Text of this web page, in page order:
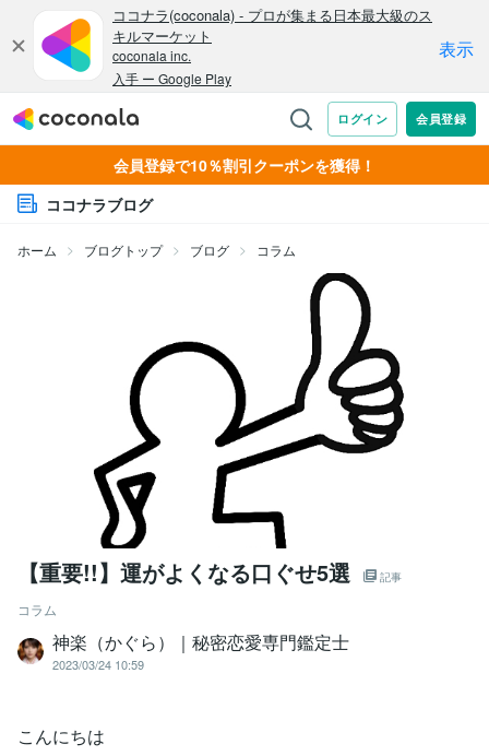
会員登録で10％割引クーポンを獲得！
ココナラブログ
ホーム ブログトップ ブログ コラム
【重要!!】運がよくなる口ぐせ5選 記事
コラム
神楽（かぐら）｜秘密恋愛専門鑑定士
2023/03/24 10:59
こんにちは